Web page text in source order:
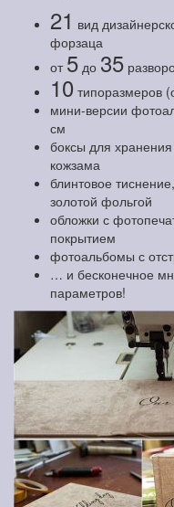
21 вид
форзаца
от 5 до 35
10 типоразмеров
мини-версии
см
боксы для
кожзама
блинтовое
золотой фольгой
обложки с
покрытием
фотоальбомы с
… и бесконечное
параметров!